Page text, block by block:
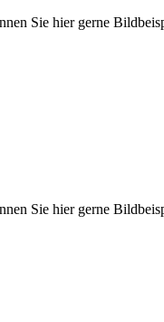
Sie hier gerne
Sie hier gerne